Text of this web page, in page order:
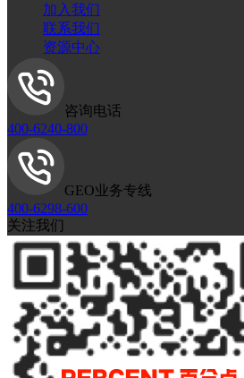
加入我们
联系我们
资源中心
咨询电话
400-6240-800
GEO业务专线
400-6298-600
关注我们